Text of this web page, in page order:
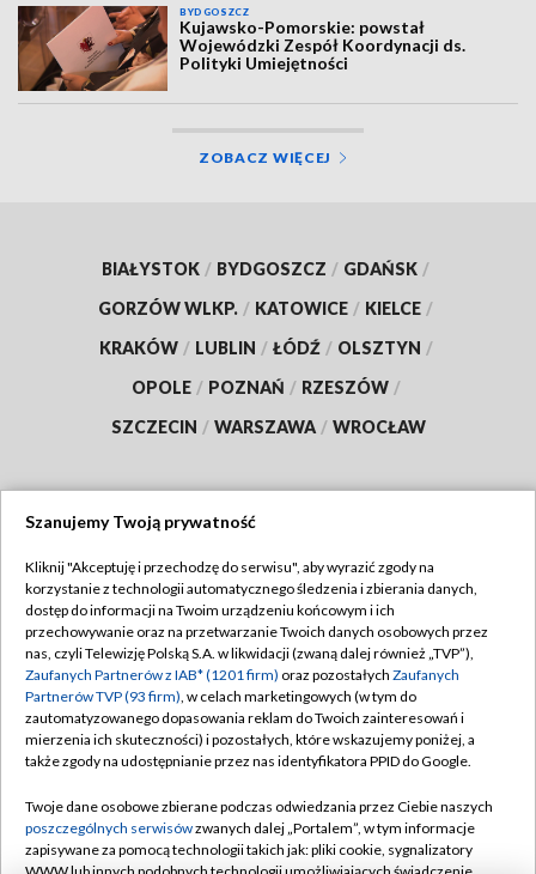
BYDGOSZCZ
Kujawsko-Pomorskie: powstał
Wojewódzki Zespół Koordynacji ds.
Polityki Umiejętności
ZOBACZ WIĘCEJ
BIAŁYSTOK / BYDGOSZCZ / GDAŃSK /
GORZÓW WLKP. / KATOWICE / KIELCE /
KRAKÓW / LUBLIN / ŁÓDŹ / OLSZTYN /
OPOLE / POZNAŃ / RZESZÓW /
SZCZECIN / WARSZAWA / WROCŁAW
TVP
Abonament TVP
Emisja w TVP
Centrum informacji TVP
Naziemna Telewizja Cyfrowa
Rada Programowa
System NOS
Regulamin TVP
Polityka prywatności
Moje zgody
Pomoc
Kontakt
Szanujemy Twoją prywatność
Kliknij "Akceptuję i przechodzę do serwisu", aby wyrazić zgody na
korzystanie z technologii automatycznego śledzenia i zbierania danych,
dostęp do informacji na Twoim urządzeniu końcowym i ich
przechowywanie oraz na przetwarzanie Twoich danych osobowych przez
nas, czyli Telewizję Polską S.A. w likwidacji (zwaną dalej również „TVP”),
Zaufanych Partnerów z IAB* (1201 firm) oraz pozostałych Zaufanych
Partnerów TVP (93 firm), w celach marketingowych (w tym do
zautomatyzowanego dopasowania reklam do Twoich zainteresowań i
mierzenia ich skuteczności) i pozostałych, które wskazujemy poniżej, a
także zgody na udostępnianie przez nas identyfikatora PPID do Google.
Twoje dane osobowe zbierane podczas odwiedzania przez Ciebie naszych
poszczególnych serwisówzwanych dalej „Portalem”, w tym informacje
zapisywane za pomocą technologii takich jak: pliki cookie, sygnalizatory